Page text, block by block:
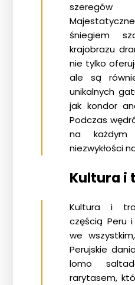
szeregów
śniegiem
krajobrazu
nie tylko
ale są
unikalnych
jak kondor
Podczas
na każdym
niezwykłości
Kultura i
Kultura i
częścią Peru
we
Perujskie
lomo
rarytasem,